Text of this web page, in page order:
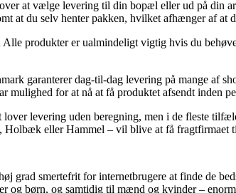
at vælge levering til din bopæl eller ud på din
at du selv henter pakken, hvilket afhænger af
produkter er ualmindeligt vigtig hvis du
garanterer dag-til-dag levering på mange af
mulighed for at nå at få produktet afsendt inden
levering uden beregning, men i de fleste
Holbæk eller Hammel – vil blive at få fragtfirmaet
grad smertefrit for internetbrugere at finde de
og børn, og samtidig til mænd og kvinder –